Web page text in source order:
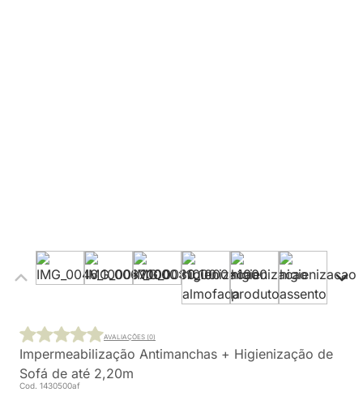
Impermeabilização Antimanchas + Higienização de
Sofá de até 2,20m
Cod. 1430500af
AVALIAÇÕES (0)